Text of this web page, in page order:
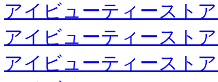
アイビューティースト
アイビューティースト
アイビューティースト